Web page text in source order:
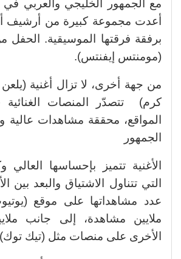
مع الجمهور الخليجي والعربي
أعدت مجموعة كبيرة من أرشيف
برفقة فرقتها الموسيقية.
(مومنتس إيفنتس).
من جهة أخرى، لا تزال أغنية (يلعن
كرم) تتصدّر المنصات
المواقع، محققة مشاهدات عالية
الجمهور
الأغنية تتميز بإحساسها العالي
التي تتناول الاشتياق والبعد بين
ملايين مشاهدة، إلى جانب
الأخرى على منصات مثل (تيك